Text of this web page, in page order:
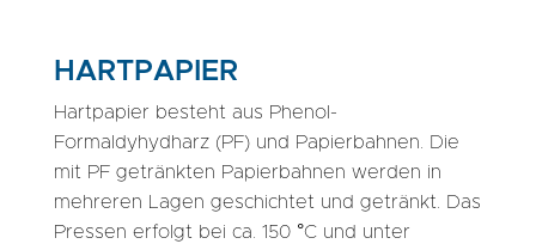
HARTPAPIER
Hartpapier besteht aus Phenol-
Formaldyhydharz (PF) und Papierbahnen. Die
mit PF getränkten Papierbahnen werden in
mehreren Lagen geschichtet und getränkt. Das
Pressen erfolgt bei ca. 150 °C und unter